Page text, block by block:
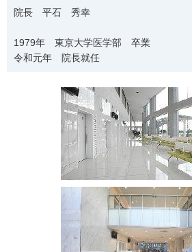
院長 平石 秀幸
1979年 東京大学医学部 卒業
令和元年 院長就任